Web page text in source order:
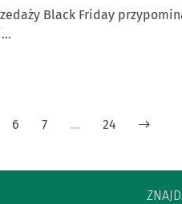
Black Friday
6 7 … 24